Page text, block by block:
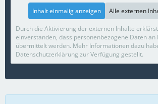
Inhalt einmalig anzeigen Alle externen
Durch die Aktivierung der externen Inhalte
einverstanden, dass personenbezogene Daten
übermittelt werden. Mehr Informationen dazu
Datenschutzerklärung zur Verfügung gestellt.